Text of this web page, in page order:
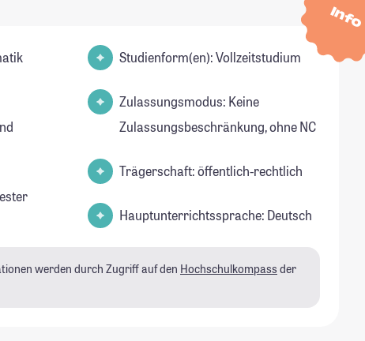
Info
Studienform(en): Vollzeitstudium
Zulassungsmodus: Keine
Zulassungsbeschränkung, ohne NC
Trägerschaft: öffentlich-rechtlich
Hauptunterrichtssprache: Deutsch
werden durch Zugriff auf den Hochschulkompass der